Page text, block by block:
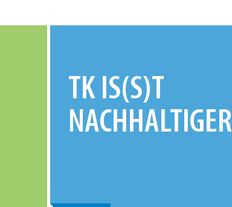
TK IS(S)T
NACHHALTIGER